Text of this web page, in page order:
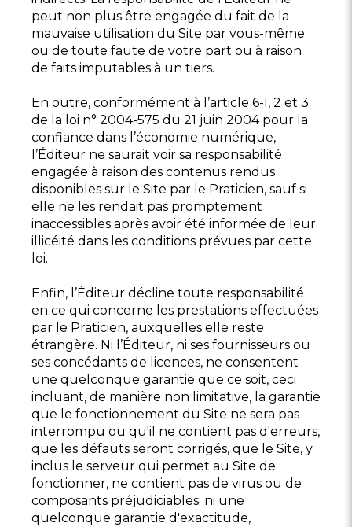
peut non plus être engagée du fait de la
mauvaise utilisation du Site par vous-même
ou de toute faute de votre part ou à raison
de faits imputables à un tiers.
En outre, conformément à l’article 6-I, 2 et 3
de la loi n° 2004-575 du 21 juin 2004 pour la
confiance dans l’économie numérique,
l’Éditeur ne saurait voir sa responsabilité
engagée à raison des contenus rendus
disponibles sur le Site par le Praticien, sauf si
elle ne les rendait pas promptement
inaccessibles après avoir été informée de leur
illicéité dans les conditions prévues par cette
loi.
Enfin, l’Éditeur décline toute responsabilité
en ce qui concerne les prestations effectuées
par le Praticien, auxquelles elle reste
étrangère. Ni l’Éditeur, ni ses fournisseurs ou
ses concédants de licences, ne consentent
une quelconque garantie que ce soit, ceci
incluant, de manière non limitative, la garantie
que le fonctionnement du Site ne sera pas
interrompu ou qu'il ne contient pas d'erreurs,
que les défauts seront corrigés, que le Site, y
inclus le serveur qui permet au Site de
fonctionner, ne contient pas de virus ou de
composants préjudiciables; ni une
quelconque garantie d'exactitude,